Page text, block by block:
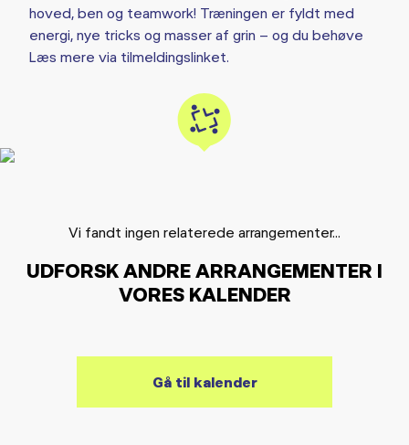
hoved, ben og teamwork! Træningen er fyldt med
energi, nye tricks og masser af grin – og du behøve
Læs mere via tilmeldingslinket.
Vi fandt ingen relaterede arrangementer...
UDFORSK ANDRE ARRANGEMENTER I
VORES KALENDER
Gå til kalender